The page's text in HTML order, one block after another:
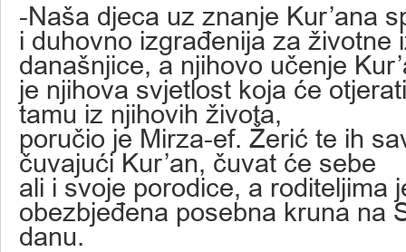
-Naša djeca uz znanje Kur’ana
i duhovno izgrađenija za životne
današnjice, a njihovo učenje
je njihova svjetlost koja će
tamu iz njihovih života,
poručio je Mirza-ef. Žerić te ih
čuvajući Kur’an, čuvat će sebe
ali i svoje porodice, a roditeljima
obezbjeđena posebna kruna na
danu.